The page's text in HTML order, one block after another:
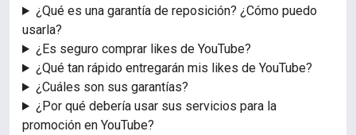
¿Qué es una garantía de reposición? ¿Cómo puedo
usarla?
¿Es seguro comprar likes de YouTube?
¿Qué tan rápido entregarán mis likes de YouTube?
¿Cuáles son sus garantías?
¿Por qué debería usar sus servicios para la
promoción en YouTube?